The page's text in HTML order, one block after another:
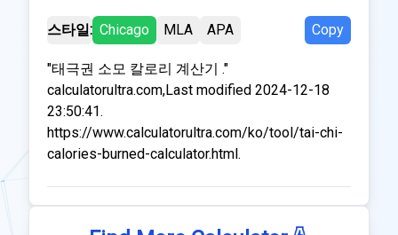
스타일: Chicago MLA APA Copy
"태극권 소모 칼로리 계산기 ."
calculatorultra.com,Last modified 2024-12-18
23:50:41.
https://www.calculatorultra.com/ko/tool/tai-chi-
calories-burned-calculator.html.